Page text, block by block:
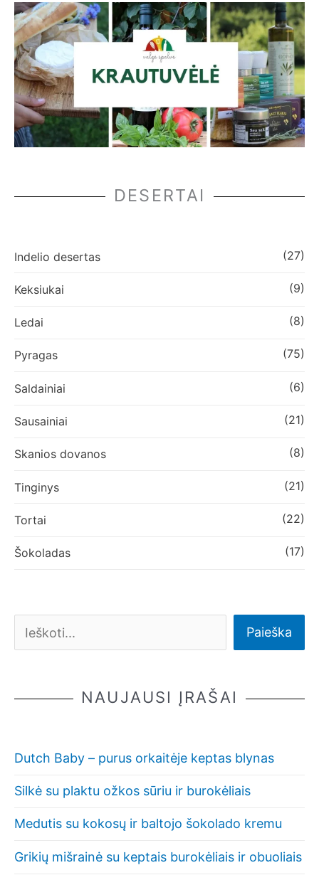
DESERTAI
Indelio desertas (27)
Keksiukai (9)
Ledai (8)
Pyragas (75)
Saldainiai (6)
Sausainiai (21)
Skanios dovanos (8)
Tinginys (21)
Tortai (22)
Šokoladas (17)
Paieška
NAUJAUSI ĮRAŠAI
Dutch Baby – purus orkaitėje keptas blynas
Silkė su plaktu ožkos sūriu ir burokėliais
Medutis su kokosų ir baltojo šokolado kremu
Grikių mišrainė su keptais burokėliais ir obuoliais